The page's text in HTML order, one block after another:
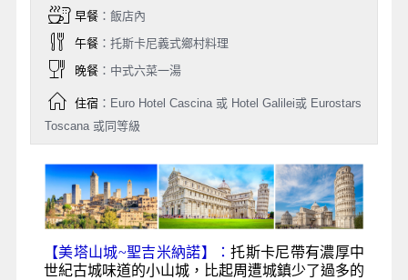
早餐：飯店內
午餐：托斯卡尼義式鄉村料理
晚餐：中式六菜一湯
住宿：Euro Hotel Cascina 或 Hotel Galilei或 Eurostars
Toscana 或同等級
【美塔山城~聖吉米納諾】：托斯卡尼帶有濃厚中
世紀古城味道的小山城，比起周遭城鎮少了過多的